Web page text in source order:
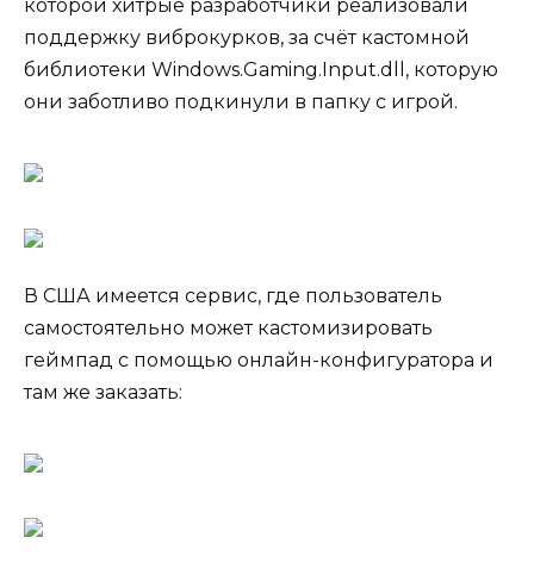
которой хитрые разработчики реализовали
поддержку виброкурков, за счёт кастомной
библиотеки Windows.Gaming.Input.dll, которую
они заботливо подкинули в папку с игрой.
В США имеется сервис, где пользователь
самостоятельно может кастомизировать
геймпад с помощью онлайн-конфигуратора и
там же заказать: